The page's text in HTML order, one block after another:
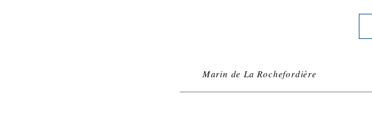
Marin de La Rochefordière